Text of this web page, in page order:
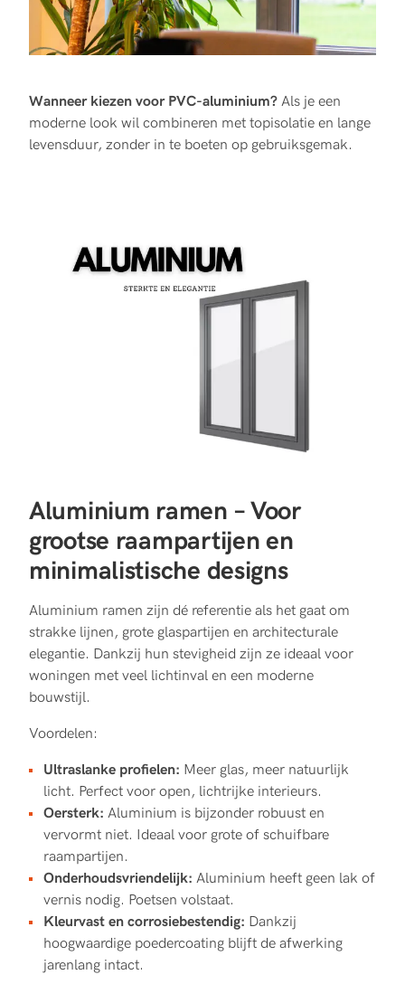
Wanneer kiezen voor PVC-aluminium? Als je een
moderne look wil combineren met topisolatie en lange
levensduur, zonder in te boeten op gebruiksgemak.
Aluminium ramen – Voor
grootse raampartijen en
minimalistische designs
Aluminium ramen zijn dé referentie als het gaat om
strakke lijnen, grote glaspartijen en architecturale
elegantie. Dankzij hun stevigheid zijn ze ideaal voor
woningen met veel lichtinval en een moderne
bouwstijl.
Voordelen:
Ultraslanke profielen: Meer glas, meer natuurlijk
licht. Perfect voor open, lichtrijke interieurs.
Oersterk: Aluminium is bijzonder robuust en
vervormt niet. Ideaal voor grote of schuifbare
raampartijen.
Onderhoudsvriendelijk: Aluminium heeft geen lak of
vernis nodig. Poetsen volstaat.
Kleurvast en corrosiebestendig: Dankzij
hoogwaardige poedercoating blijft de afwerking
jarenlang intact.